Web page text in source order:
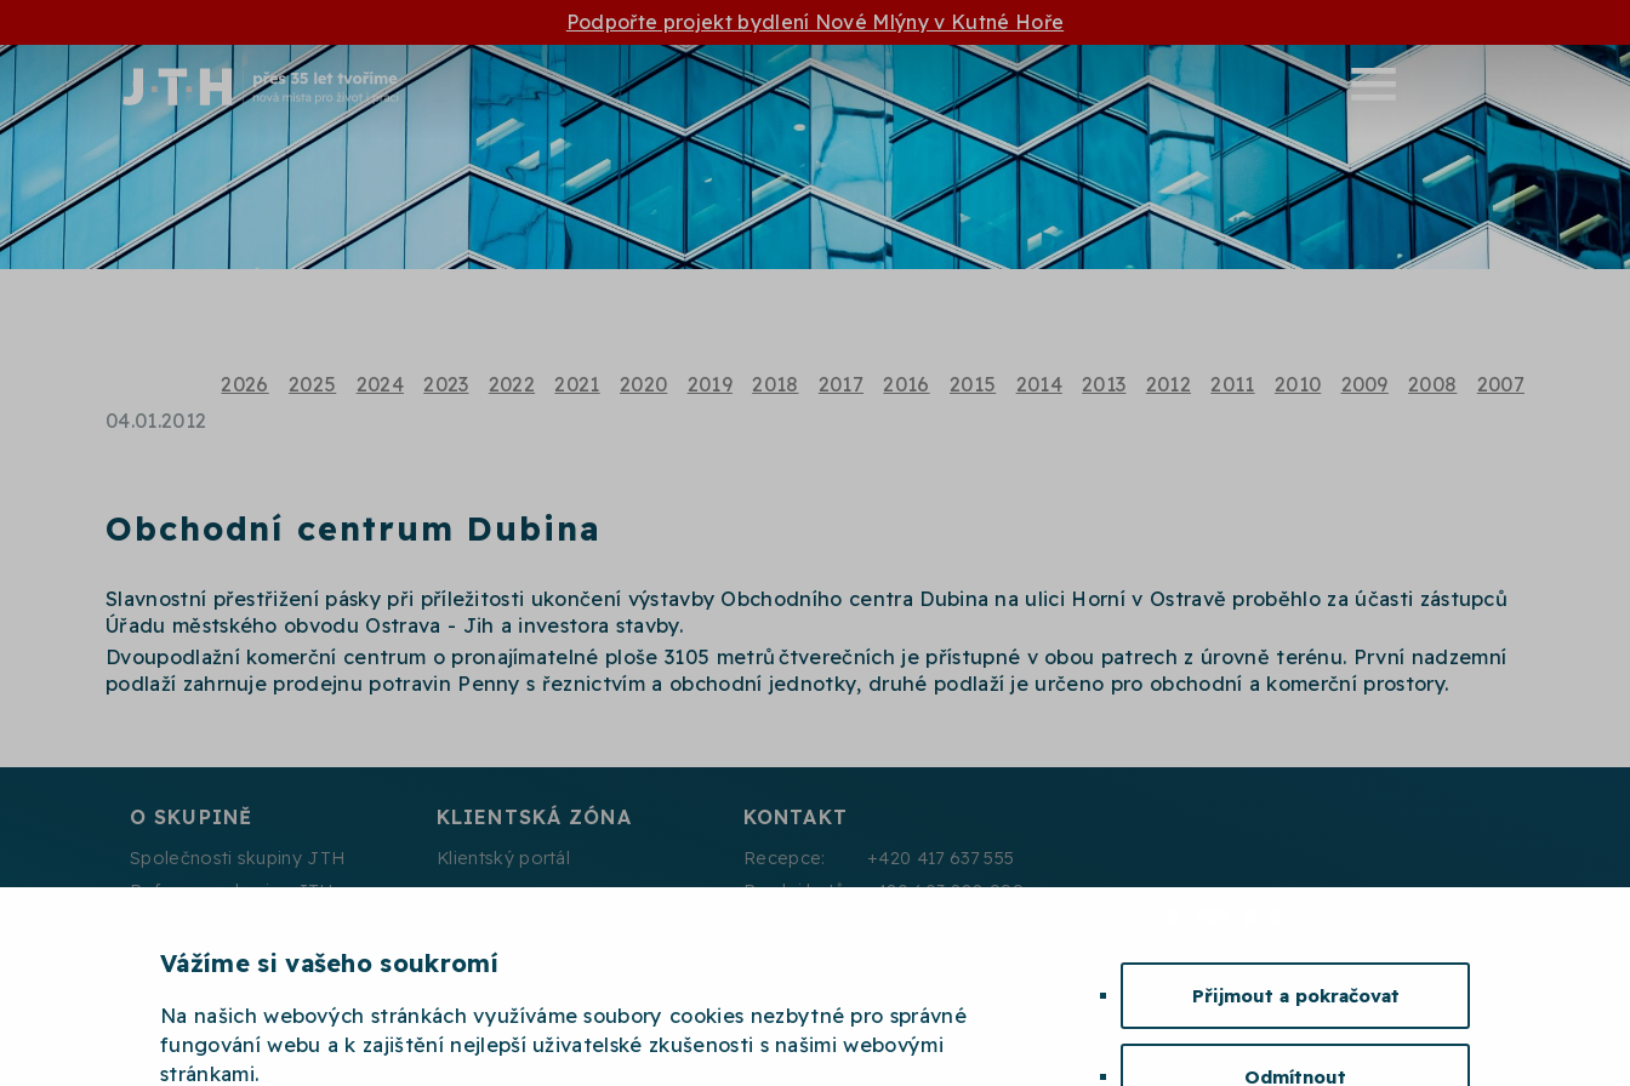
Vážíme si vašeho soukromí
Na našich webových stránkách využíváme soubory cookies nezbytné pro správné
fungování webu a k zajištění nejlepší uživatelské zkušenosti s našimi webovými
stránkami.
Přijmout a pokračovat
Odmítnout
Podpořte projekt bydlení Nové Mlýny v Kutné Hoře
2007
2008
2009
2010
2011
2012
2013
2014
2015
2016
2017
2018
2019
2020
2021
2022
2023
2024
2025
2026
04.01.2012
Obchodní centrum Dubina
Slavnostní přestřižení pásky při příležitosti ukončení výstavby Obchodního centra Dubina na ulici Horní v Ostravě proběhlo za účasti zástupců
Úřadu městského obvodu Ostrava - Jih a investora stavby.
Dvoupodlažní komerční centrum o pronajímatelné ploše 3105 metrů čtverečních je přístupné v obou patrech z úrovně terénu. První nadzemní
podlaží zahrnuje prodejnu potravin Penny s řeznictvím a obchodní jednotky, druhé podlaží je určeno pro obchodní a komerční prostory.
O SKUPINĚ
Společnosti skupiny JTH
Reference skupiny JTH
Projekty spolufinancované EU
KLIENTSKÁ ZÓNA
Klientský portál
KONTAKT
Recepce: +420 417 637 555
Prodej bytů: +420 603 888 999